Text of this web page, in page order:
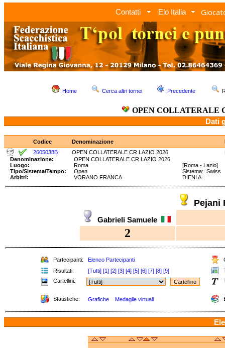
Contatti Elo Italia
Home Cerca altri tornei Precedente
OPEN COLLATERALE
Dati
Codice Denominazione
2605038B
OPEN COLLATERALE CR LAZIO 2026
Denominazione:
OPEN COLLATERALE CR LAZIO 2026
Luogo:
Roma
[Roma - Lazio]
Tipo/Sistema/Tempo:
Open
Sistema:
Arbitri:
VORANO FRANCA DIENI A.
Gabrieli Samuele
2
Partecipanti: Elenco Partecipanti
Risultati:
[Tutti] [1] [2] [3] [4] [5] [6] [7] [8] [9]
Cartellini:
Statistiche: Grafiche Medaglie virtuali